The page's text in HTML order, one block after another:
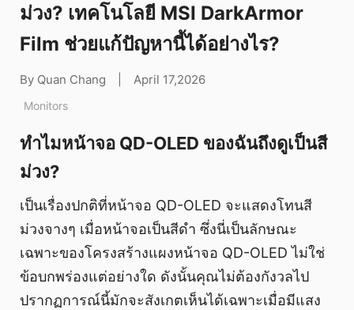
ม่วง? เทคโนโลยี MSI DarkArmor
Film ช่วยแก้ปัญหานี้ได้อย่างไร?
By Quan Chang April 17,2026
Monitors
ทำไมหน้าจอ QD-OLED ของฉันถึงดูเป็นสี
ม่วง?
เป็นเรื่องปกติที่หน้าจอ QD-OLED จะแสดงโทนสี
ม่วงจางๆ เมื่อหน้าจอเป็นสีดำ ซึ่งนี่เป็นลักษณะ
เฉพาะของโครงสร้างแผงหน้าจอ QD-OLED ไม่ใช่
ข้อบกพร่องแต่อย่างใด ดังนั้นคุณไม่ต้องกังวลไป
ปรากฏการณ์นี้มักจะสังเกตเห็นได้เฉพาะเมื่อมีแสง